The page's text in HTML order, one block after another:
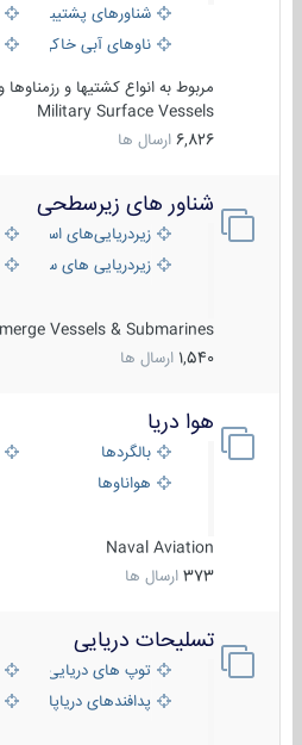
شناورهای پشتیبانی
ناوهای آبی خاکی و نیروبر
مربوط به انواع کشتیها و رزمناوها و
Military Surface Vessels
6,826 ارسال ها
شناور های زیرسطحی
زیردریایی‌های استراتژیک
زیردریایی های سبک
Vessels & Submarines
1,540 ارسال ها
هوا دریا
بالگردها
هواناوها
Naval Aviation
373 ارسال ها
تسلیحات دریایی
توپ های دریایی
پدافندهای دریاپایه